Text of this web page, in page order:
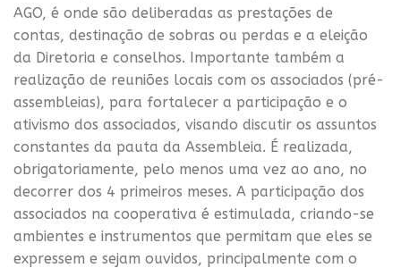
AGO, é onde são deliberadas as prestações de
contas, destinação de sobras ou perdas e a eleição
da Diretoria e conselhos. Importante também a
realização de reuniões locais com os associados (pré-
assembleias), para fortalecer a participação e o
ativismo dos associados, visando discutir os assuntos
constantes da pauta da Assembleia. É realizada,
obrigatoriamente, pelo menos uma vez ao ano, no
decorrer dos 4 primeiros meses. A participação dos
associados na cooperativa é estimulada, criando-se
ambientes e instrumentos que permitam que eles se
expressem e sejam ouvidos, principalmente com o